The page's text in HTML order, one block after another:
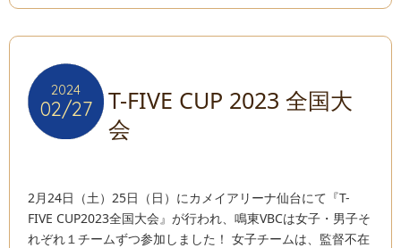
2024
02/27
2024
02/27
T-FIVE CUP 2023 全国大
会
2月24日（土）25日（日）にカメイアリーナ仙台にて『T-
FIVE CUP2023全国大会』が行われ、鳴東VBCは女子・男子そ
れぞれ１チームずつ参加しました！ 女子チームは、監督不在